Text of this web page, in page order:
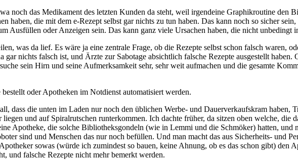
noch das Medikament des letzten Kunden da steht, weil irgendeine Graphikroutine den
haben, die mit dem e-Rezept selbst gar nichts zu tun haben. Das kann noch so sicher
Ausfüllen oder Anzeigen sein. Das kann ganz viele Ursachen haben, die nicht unbedingt
was da lief. Es wäre ja eine zentrale Frage, ob die Rezepte selbst schon falsch waren,
gar nichts falsch ist, und Ärzte zur Sabotage absichtlich falsche Rezepte ausgestellt
sein Hirn und seine Aufmerksamkeit sehr, sehr weit aufmachen und die gesamte
oder Apotheken im Notdienst automatisiert werden.
dass die unten im Laden nur noch den üblichen Werbe- und Dauerverkaufskram haben,
und auf Spiralrutschen runterkommen. Ich dachte früher, da sitzen oben welche, die
Apotheke, die solche Bibliotheksgondeln (wie in Lemmi und die Schmöker) hatten, und
sind und Menschen das nur noch befüllen. Und man macht das aus Sicherheits- und
sowas (würde ich zumindest so bauen, keine Ahnung, ob es das schon gibt) den
und falsche Rezepte nicht mehr bemerkt werden.